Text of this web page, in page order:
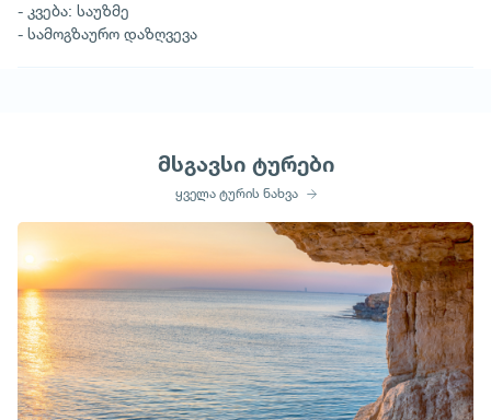
- კვება: საუზმე
- სამოგზაურო დაზღვევა
მსგავსი ტურები
ყველა ტურის ნახვა